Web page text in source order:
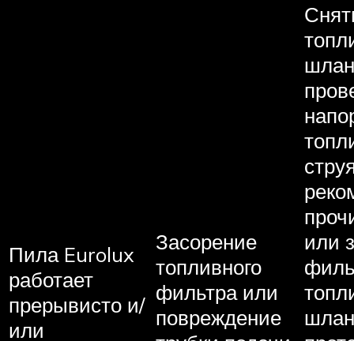
Пила Eurolux
работает
прерывисто и/
или
Засорение
топливного
фильтра или
повреждение
или